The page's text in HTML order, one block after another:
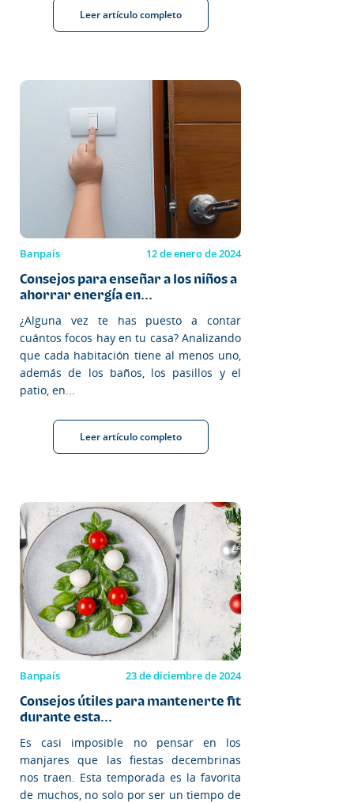
Leer artículo completo
Banpaís 12 de enero de 2024
Consejos para enseñar a los niños a
ahorrar energía en...
¿Alguna vez te has puesto a contar
cuántos focos hay en tu casa? Analizando
que cada habitación tiene al menos uno,
además de los baños, los pasillos y el
patio, en...
Leer artículo completo
Banpaís 23 de diciembre de 2024
Consejos útiles para mantenerte fit
durante esta...
Es casi imposible no pensar en los
manjares que las fiestas decembrinas
nos traen. Esta temporada es la favorita
de muchos, no solo por ser un tiempo de